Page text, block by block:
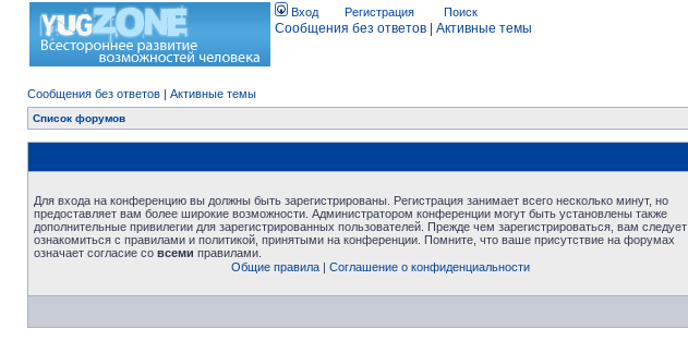
Вход Регистрация Поиск
Сообщения без ответов Активные темы
Сообщения без ответов | Активные темы
Список форумов
Для входа на конференцию вы должны быть зарегистрированы. Регистрация занимает всего несколько минут, но
предоставляет вам более широкие возможности. Администратором конференции могут быть установлены также
дополнительные привилегии для зарегистрированных пользователей. Прежде чем зарегистрироваться, вам следует
ознакомиться с правилами и политикой, принятыми на конференции. Помните, что ваше присутствие на форумах
означает согласие со всеми правилами.
Общие правила| Соглашение о конфиденциальности